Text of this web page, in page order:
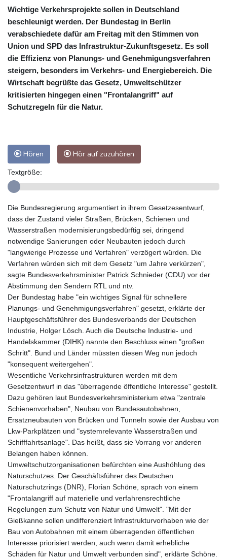
Wichtige Verkehrsprojekte sollen in Deutschland
beschleunigt werden. Der Bundestag in Berlin
verabschiedete dafür am Freitag mit den Stimmen von
Union und SPD das Infrastruktur-Zukunftsgesetz. Es soll
die Effizienz von Planungs- und Genehmigungsverfahren
steigern, besonders im Verkehrs- und Energiebereich. Die
Wirtschaft begrüßte das Gesetz, Umweltschützer
kritisierten hingegen einen "Frontalangriff" auf
Schutzregeln für die Natur.
Hören Hör auf zuzuhören
Textgröße:
Die Bundesregierung argumentiert in ihrem Gesetzesentwurf,
dass der Zustand vieler Straßen, Brücken, Schienen und
Wasserstraßen modernisierungsbedürftig sei, dringend
notwendige Sanierungen oder Neubauten jedoch durch
"langwierige Prozesse und Verfahren" verzögert würden. Die
Verfahren würden sich mit dem Gesetz "um Jahre verkürzen",
sagte Bundesverkehrsminister Patrick Schnieder (CDU) vor der
Abstimmung den Sendern RTL und ntv.
Der Bundestag habe "ein wichtiges Signal für schnellere
Planungs- und Genehmigungsverfahren" gesetzt, erklärte der
Hauptgeschäftsführer des Bundesverbands der Deutschen
Industrie, Holger Lösch. Auch die Deutsche Industrie- und
Handelskammer (DIHK) nannte den Beschluss einen "großen
Schritt". Bund und Länder müssten diesen Weg nun jedoch
"konsequent weitergehen".
Wesentliche Verkehrsinfrastrukturen werden mit dem
Gesetzentwurf in das "überragende öffentliche Interesse" gestellt.
Dazu gehören laut Bundesverkehrsministerium etwa "zentrale
Schienenvorhaben", Neubau von Bundesautobahnen,
Ersatzneubauten von Brücken und Tunneln sowie der Ausbau von
Lkw-Parkplätzen und "systemrelevante Wasserstraßen und
Schifffahrtsanlage". Das heißt, dass sie Vorrang vor anderen
Belangen haben können.
Umweltschutzorganisationen befürchten eine Aushöhlung des
Naturschutzes. Der Geschäftsführer des Deutschen
Naturschutzrings (DNR), Florian Schöne, sprach von einem
"Frontalangriff auf materielle und verfahrensrechtliche
Regelungen zum Schutz von Natur und Umwelt". "Mit der
Gießkanne sollen undifferenziert Infrastrukturvorhaben wie der
Bau von Autobahnen mit einem überragenden öffentlichen
Interesse priorisiert werden, auch wenn damit erhebliche
Schäden für Natur und Umwelt verbunden sind", erklärte Schöne.